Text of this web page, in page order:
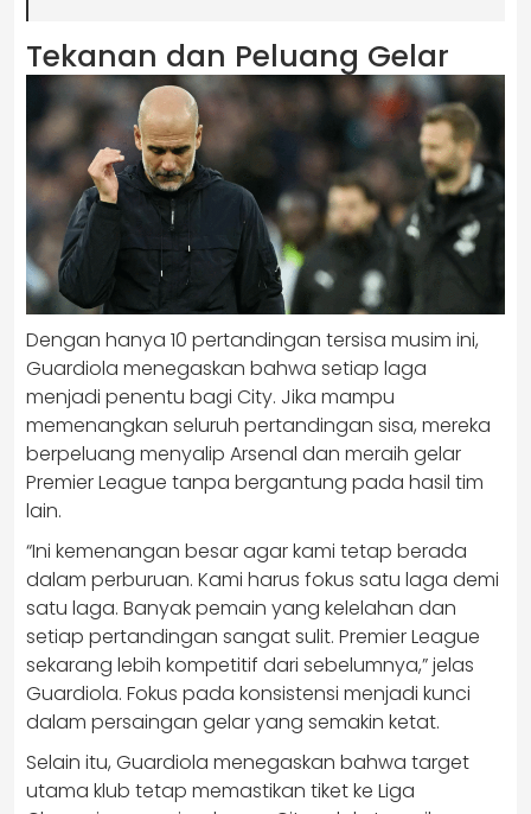
Tekanan dan Peluang Gelar
Dengan hanya 10 pertandingan tersisa musim ini,
Guardiola menegaskan bahwa setiap laga
menjadi penentu bagi City. Jika mampu
memenangkan seluruh pertandingan sisa, mereka
berpeluang menyalip Arsenal dan meraih gelar
Premier League tanpa bergantung pada hasil tim
lain.
“Ini kemenangan besar agar kami tetap berada
dalam perburuan. Kami harus fokus satu laga demi
satu laga. Banyak pemain yang kelelahan dan
setiap pertandingan sangat sulit. Premier League
sekarang lebih kompetitif dari sebelumnya,” jelas
Guardiola. Fokus pada konsistensi menjadi kunci
dalam persaingan gelar yang semakin ketat.
Selain itu, Guardiola menegaskan bahwa target
utama klub tetap memastikan tiket ke Liga